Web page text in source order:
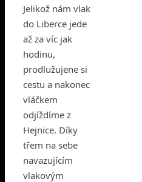
Jelikož nám vlak
do Liberce jede
až za víc jak
hodinu,
prodlužujene si
cestu a nakonec
vláčkem
odjíždíme z
Hejnice. Díky
třem na sebe
navazujícím
vlakovým